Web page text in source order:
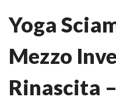
Yoga
Mezzo
Rinascita